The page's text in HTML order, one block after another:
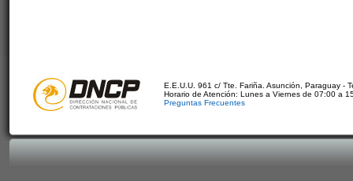
E.E.U.U. 961 c/ Tte. Fariña. Asunción, Paraguay -
Horario de Atención: Lunes a Viernes de 07:00 a
Preguntas Frecuentes